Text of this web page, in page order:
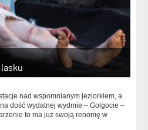
nad wspomnianym jeziorkiem, a
dość wydatnej wydmie – Golgocie –
to ma już swoją renomę w